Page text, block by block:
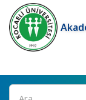
Ara